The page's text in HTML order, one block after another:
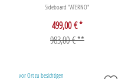
Sideboard "ATERNO"
499,00 € *
983,00 € **
vor Ort zu besichtigen